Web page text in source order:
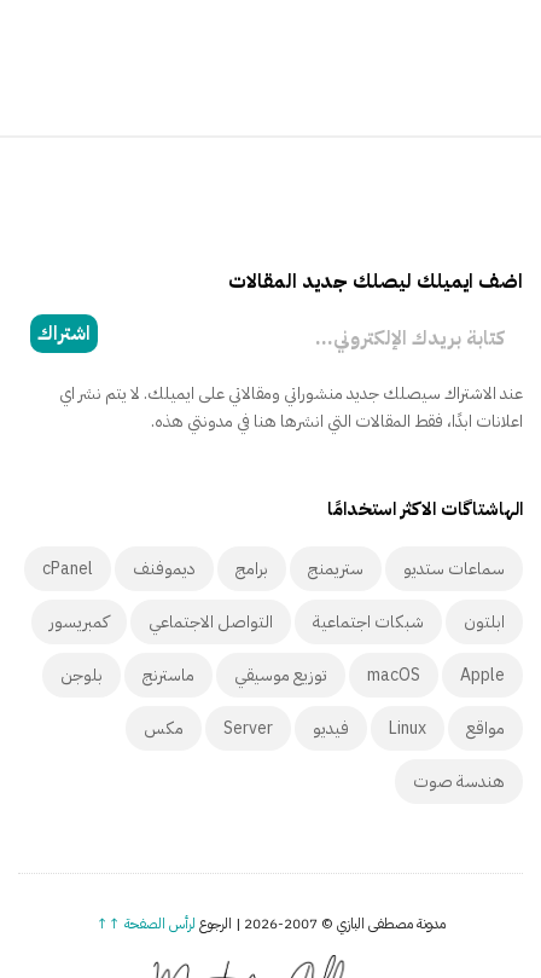
اضف ايميلك ليصلك جديد المقالات
اشتراك
عند الاشتراك سيصلك جديد منشوراتي ومقالاتي على ايميلك. لا يتم نشر اي
اعلانات ابدًا، فقط المقالات التي انشرها هنا في مدونتي هذه.
الهاشتاگات الاكثر استخدامًا
سماعات ستديو ستريمنج برامج ديموفنف cPanel
ابلتون شبكات اجتماعية التواصل الاجتماعي كمبريسور
Apple
macOS توزيع موسيقي ماسترنج بلوجن
مواقع Linux فيديو Server مكس
هندسة صوت
مدونة مصطفى البازي © 2007-2026 | الرجوع لرأس الصفحة ↑↑